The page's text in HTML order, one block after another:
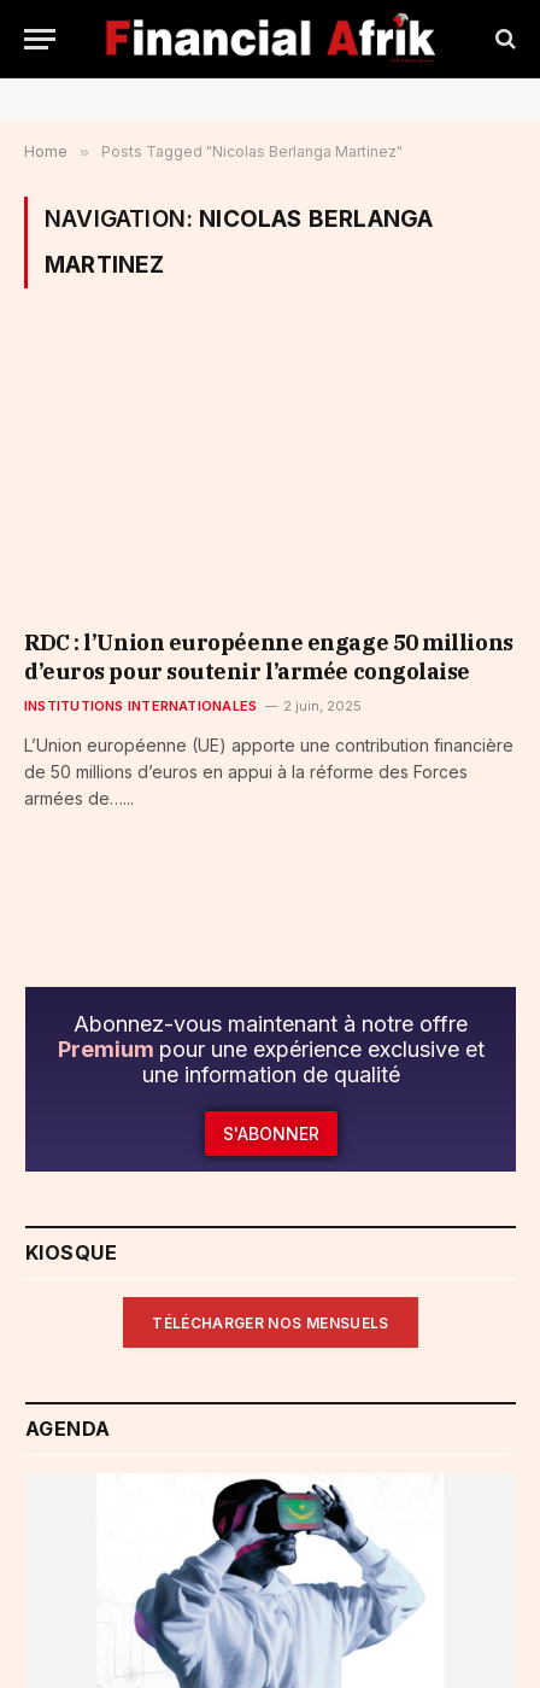
Home » Posts Tagged "Nicolas Berlanga Martinez"
NAVIGATION: NICOLAS BERLANGA
MARTINEZ
RDC : l’Union européenne engage 50 millions
d’euros pour soutenir l’armée congolaise
INSTITUTIONS INTERNATIONALES 2 juin, 2025
L’Union européenne (UE) apporte une contribution financière
de 50 millions d’euros en appui à la réforme des Forces
armées de…...
Abonnez-vous maintenant à notre offre
Premium pour une expérience exclusive et
une information de qualité
S'ABONNER
KIOSQUE
TÉLÉCHARGER NOS MENSUELS
AGENDA